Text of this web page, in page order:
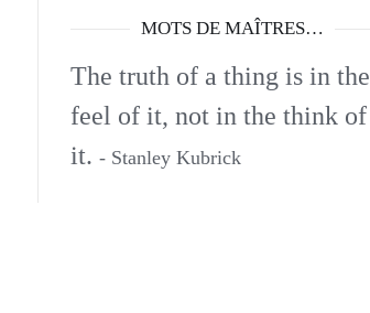
MOTS DE MAÎTRES…
The truth of a thing is in the
feel of it, not in the think of
it.- Stanley Kubrick